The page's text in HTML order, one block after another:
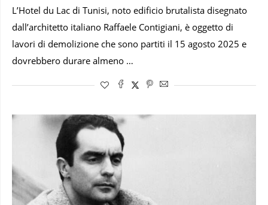
L’Hotel du Lac di Tunisi, noto edificio brutalista disegnato
dall’architetto italiano Raffaele Contigiani, è oggetto di
lavori di demolizione che sono partiti il 15 agosto 2025 e
dovrebbero durare almeno …